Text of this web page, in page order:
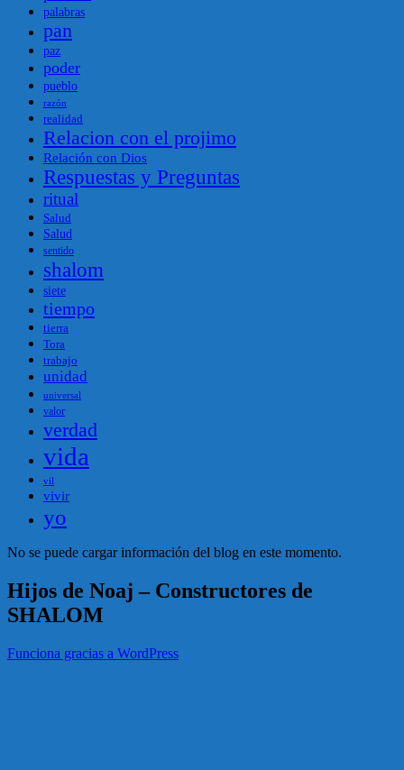
palabras
pan
paz
poder
pueblo
razón
realidad
Relacion con el projimo
Relación con Dios
Respuestas y Preguntas
ritual
Salud
Salud
sentido
shalom
siete
tiempo
tierra
Tora
trabajo
unidad
universal
valor
verdad
vida
vil
vivir
yo
No se puede cargar información del blog en este momento.
Hijos de Noaj – Constructores de
SHALOM
Funciona gracias a WordPress